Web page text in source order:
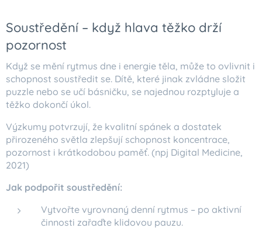
Soustředění – když hlava těžko drží
pozornost
Když se mění rytmus dne i energie těla, může to ovlivnit i
schopnost soustředit se. Dítě, které jinak zvládne složit
puzzle nebo se učí básničku, se najednou rozptyluje a
těžko dokončí úkol.
Výzkumy potvrzují, že kvalitní spánek a dostatek
přirozeného světla zlepšují schopnost koncentrace,
pozornost i krátkodobou paměť. (npj Digital Medicine,
2021)
Jak podpořit soustředění:
Vytvořte vyrovnaný denní rytmus – po aktivní
činnosti zařaďte klidovou pauzu.